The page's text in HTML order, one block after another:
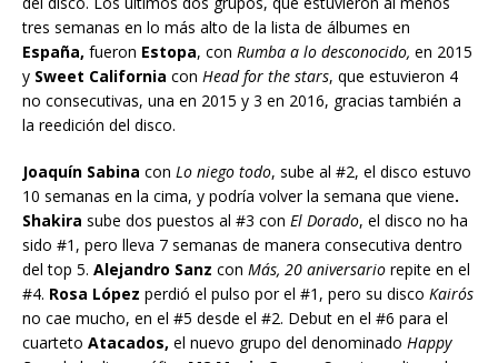
tres semanas en lo más alto de la lista de álbumes en
España, fueron Estopa, con Rumba a lo desconocido, en 2015
y Sweet California con Head for the stars, que estuvieron 4
no consecutivas, una en 2015 y 3 en 2016, gracias también a
la reedición del disco.
Joaquín Sabina con Lo niego todo, sube al #2, el disco estuvo
10 semanas en la cima, y podría volver la semana que viene.
Shakira sube dos puestos al #3 con El Dorado, el disco no ha
sido #1, pero lleva 7 semanas de manera consecutiva dentro
del top 5. Alejandro Sanz con Más, 20 aniversario repite en el
#4. Rosa López perdió el pulso por el #1, pero su disco Kairós
no cae mucho, en el #5 desde el #2. Debut en el #6 para el
cuarteto Atacados, el nuevo grupo del denominado Happy